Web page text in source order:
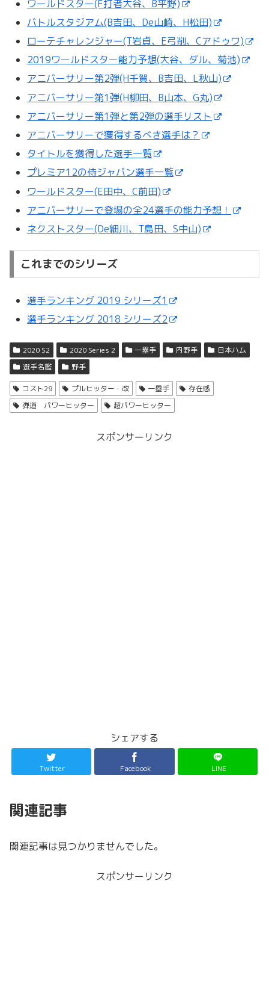
ワールドスター(F打者大谷、B平野)
バトルスタジアム(B吉田、De山崎、H松田)
ローテチャレンジャー(T岩貞、E弓削、Cアドゥワ)
2019ワールドスター能力予想(大谷、ダル、菊池)
アニバーサリー第2弾(H千賀、B吉田、L秋山)
アニバーサリー第1弾(H柳田、B山本、G丸)
アニバーサリー第1弾と第2弾の選手リスト
アニバーサリーで獲得するべき選手は？
タイトルを獲得した選手一覧
プレミア12の侍ジャパン選手一覧
ワールドスター(E田中、C前田)
アニバーサリーで登場の全24選手の能力予想！
ネクストスター(De細川、T島田、S中山)
これまでのシリーズ
選手ランキング 2019 シリーズ1
選手ランキング 2018 シリーズ2
2020 S2 2020 Series 2 一塁手 内野手
日本ハム
選手名鑑
野手
コスト29 プルヒッター・改 一塁手
存在感
弾道 パワーヒッター
超パワーヒッター
スポンサーリンク
シェアする
Twitter Facebook LINE
関連記事
関連記事は見つかりませんでした。
スポンサーリンク